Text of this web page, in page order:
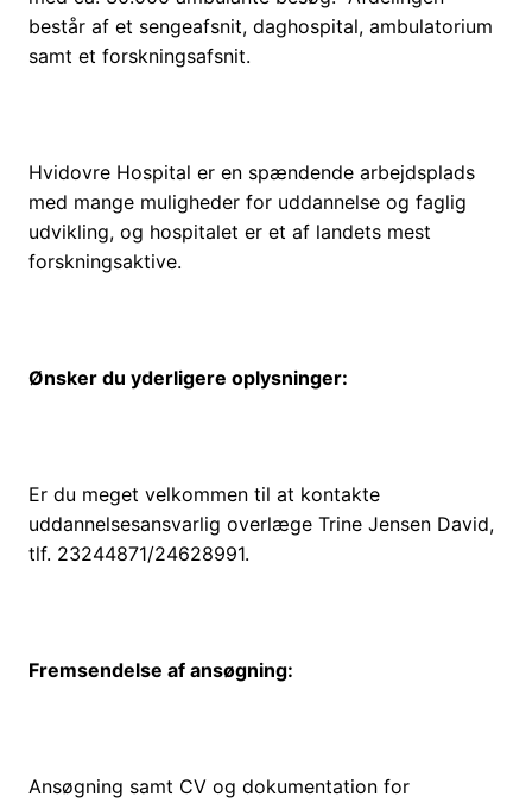
består af et sengeafsnit, daghospital, ambulatorium
samt et forskningsafsnit.
Hvidovre Hospital er en spændende arbejdsplads
med mange muligheder for uddannelse og faglig
udvikling, og hospitalet er et af landets mest
forskningsaktive.
Ønsker du yderligere oplysninger:
Er du meget velkommen til at kontakte
uddannelsesansvarlig overlæge Trine Jensen David,
tlf. 23244871/24628991.
Fremsendelse af ansøgning:
Ansøgning samt CV og dokumentation for